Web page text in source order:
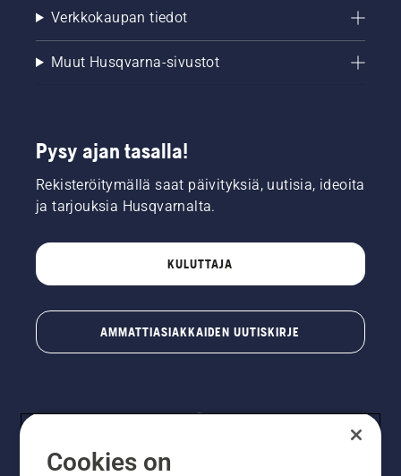
Verkkokaupan tiedot
Muut Husqvarna-sivustot
Pysy ajan tasalla!
Rekisteröitymällä saat päivityksiä, uutisia, ideoita
ja tarjouksia Husqvarnalta.
KULUTTAJA
AMMATTIASIAKKAIDEN UUTISKIRJE
Cookies on